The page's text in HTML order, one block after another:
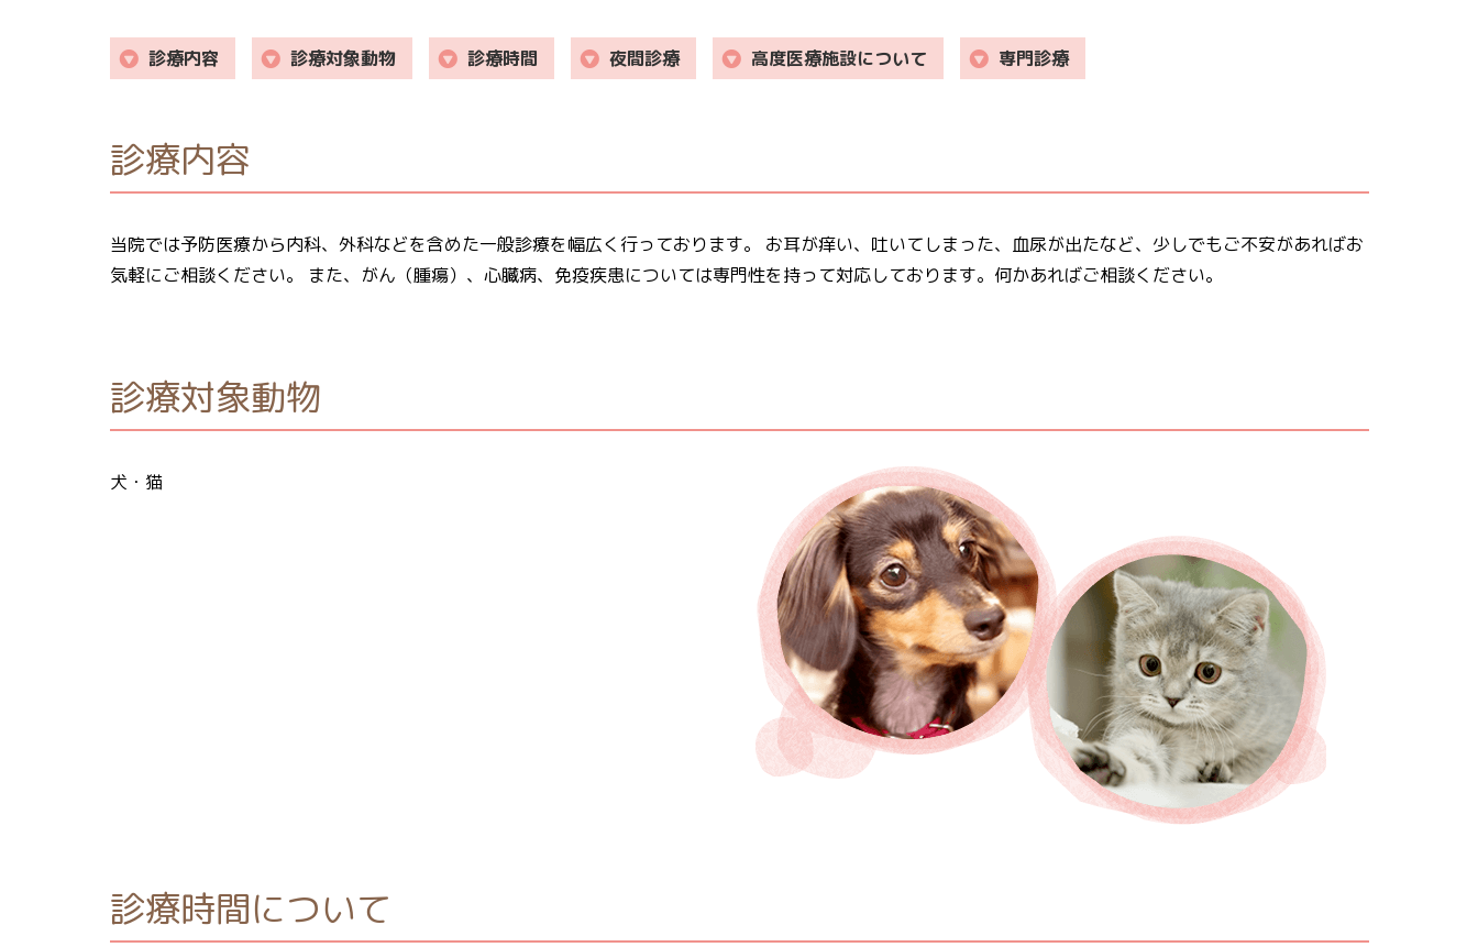
診療内容 診療対象動物 診療時間 夜間診療 高度医療施設について 専門診療
診療内容
当院では予防医療から内科、外科などを含めた一般診療を幅広く行っております。 お耳が痒い、吐いてしまった、血尿が出たなど、少しでもご不安があればお
気軽にご相談ください。 また、がん（腫瘍）、心臓病、免疫疾患については専門性を持って対応しております。何かあればご相談ください。
診療対象動物
犬・猫
診療時間について